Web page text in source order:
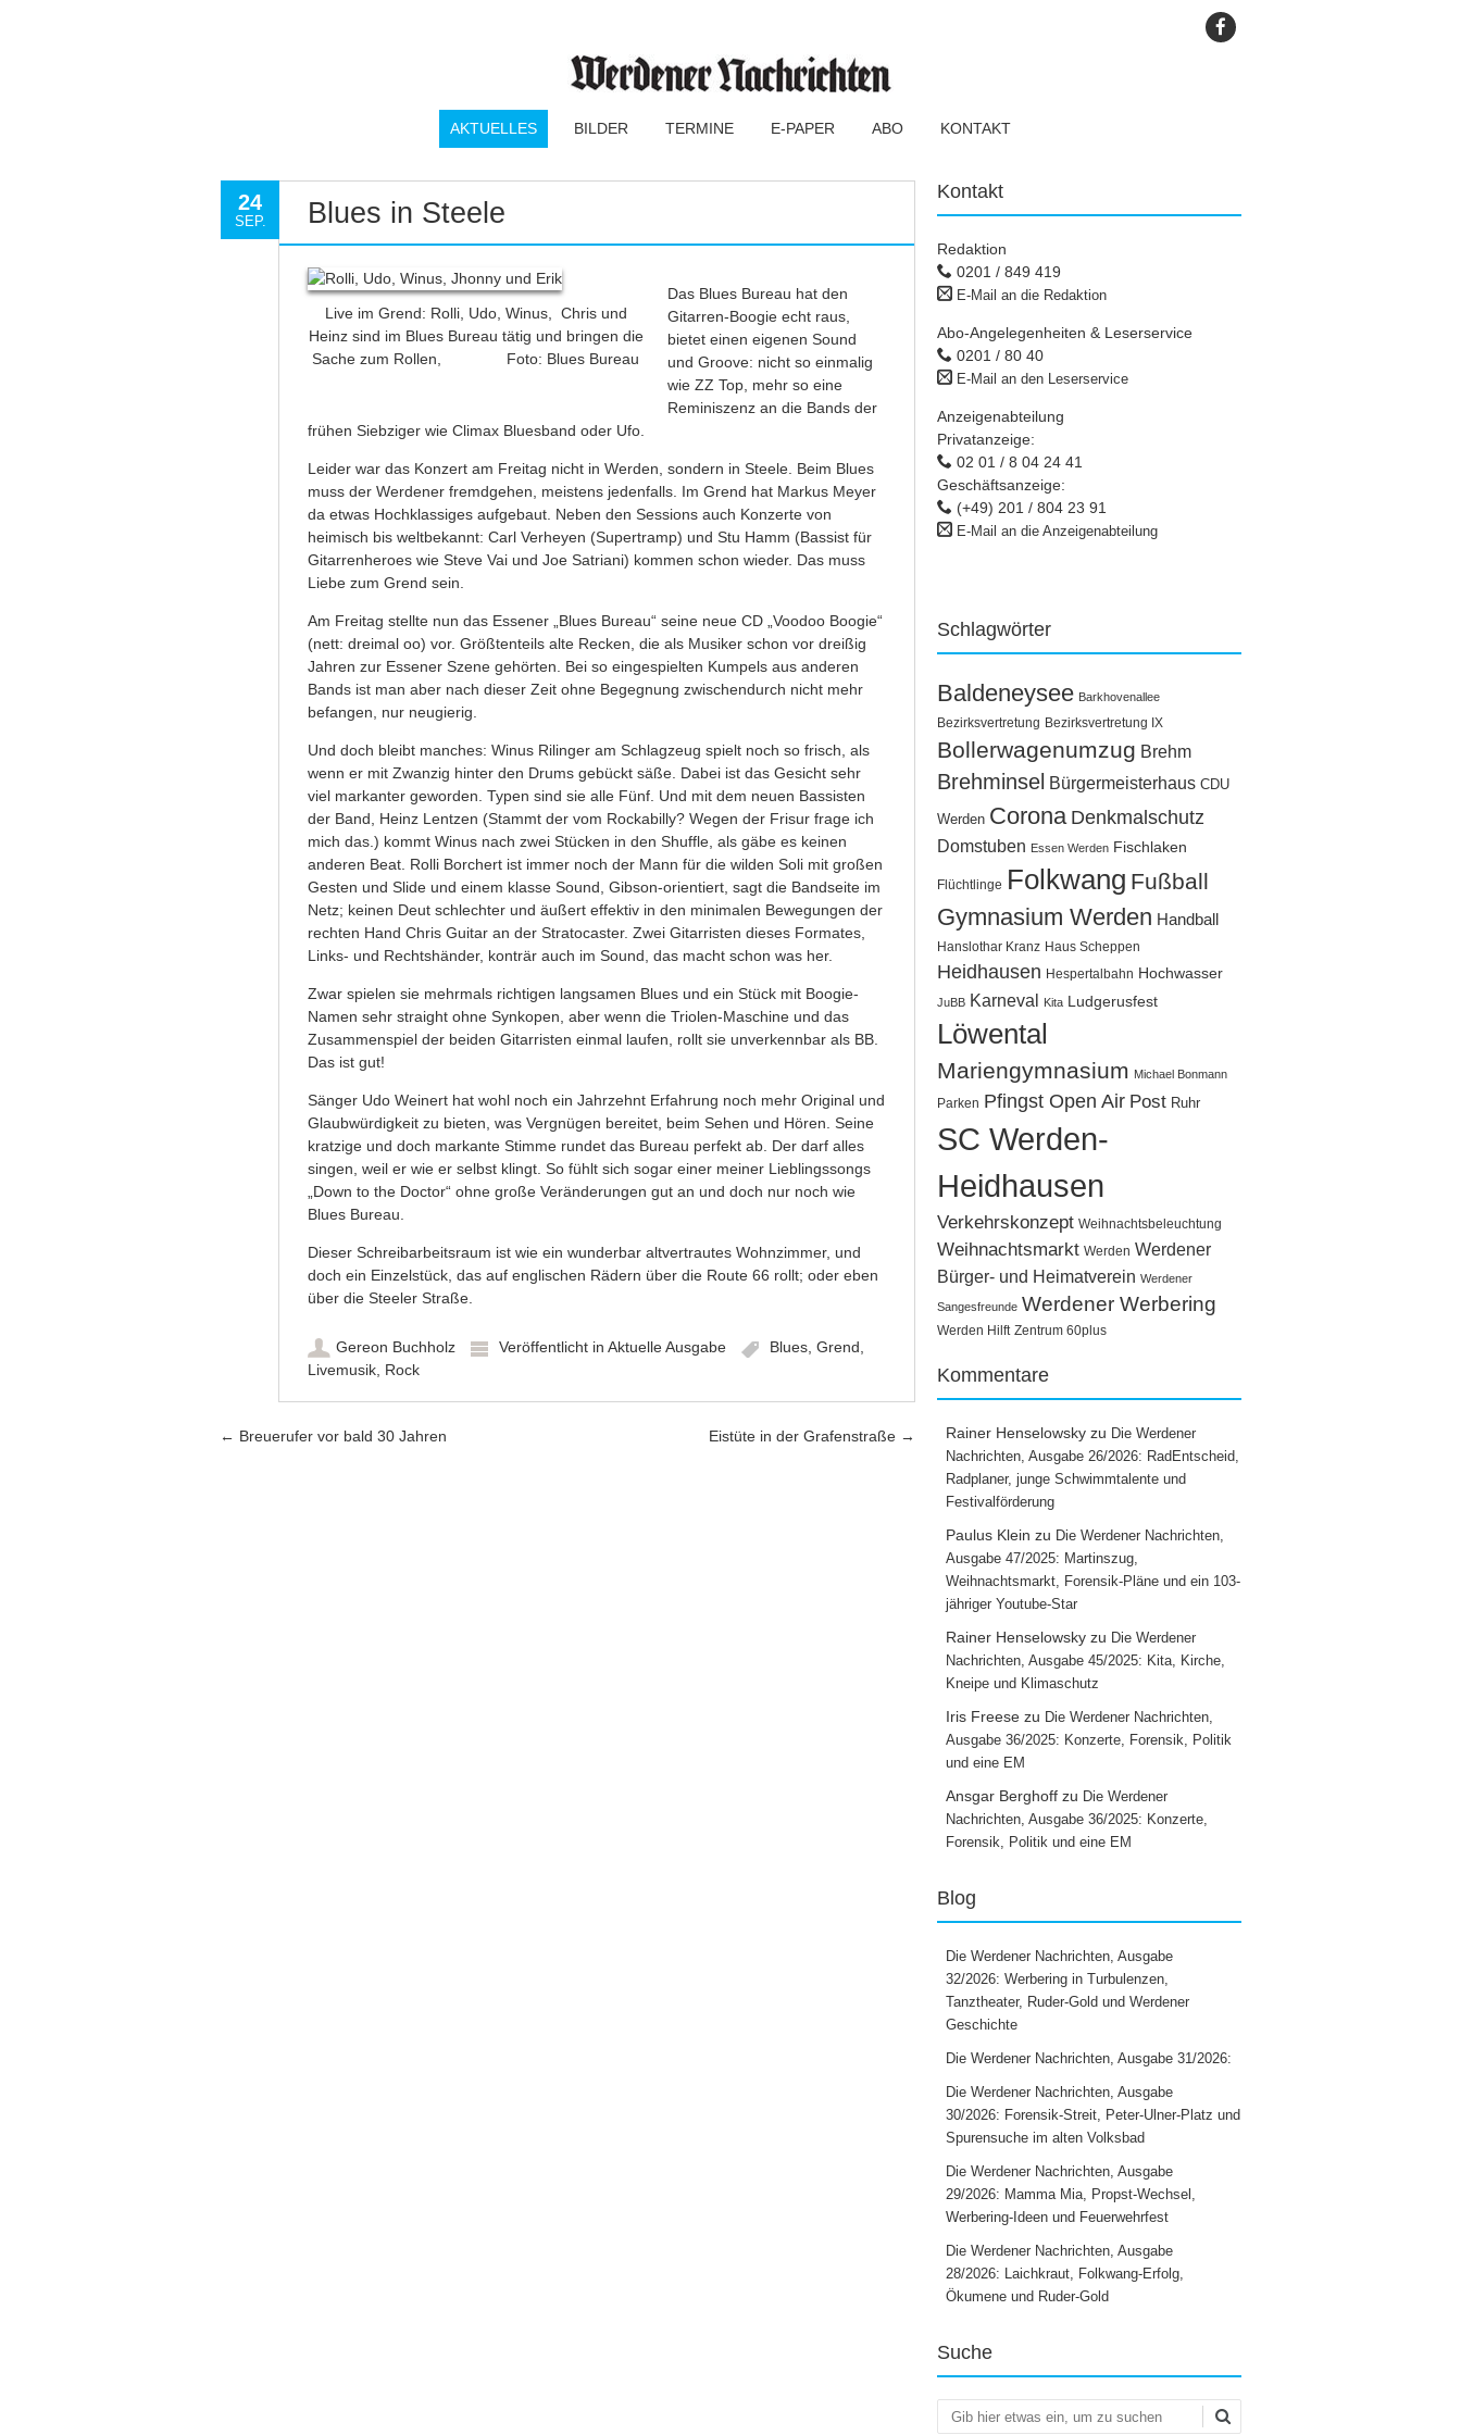
AKTUELLES BILDER TERMINE E-PAPER ABO KONTAKT
24
SEP. Blues in Steele
Live im Grend: Rolli, Udo, Winus, Chris und
Heinz sind im Blues Bureau tätig und bringen die
Sache zum Rollen, Foto: Blues Bureau
Das Blues Bureau hat den
Gitarren-Boogie echt raus,
bietet einen eigenen Sound
und Groove: nicht so einmalig
wie ZZ Top, mehr so eine
Reminiszenz an die Bands der
frühen Siebziger wie Climax Bluesband oder Ufo.
Leider war das Konzert am Freitag nicht in Werden, sondern in Steele. Beim Blues
muss der Werdener fremdgehen, meistens jedenfalls. Im Grend hat Markus Meyer
da etwas Hochklassiges aufgebaut. Neben den Sessions auch Konzerte von
heimisch bis weltbekannt: Carl Verheyen (Supertramp) und Stu Hamm (Bassist für
Gitarrenheroes wie Steve Vai und Joe Satriani) kommen schon wieder. Das muss
Liebe zum Grend sein.
Am Freitag stellte nun das Essener „Blues Bureau“ seine neue CD „Voodoo Boogie“
(nett: dreimal oo) vor. Größtenteils alte Recken, die als Musiker schon vor dreißig
Jahren zur Essener Szene gehörten. Bei so eingespielten Kumpels aus anderen
Bands ist man aber nach dieser Zeit ohne Begegnung zwischendurch nicht mehr
befangen, nur neugierig.
Und doch bleibt manches: Winus Rilinger am Schlagzeug spielt noch so frisch, als
wenn er mit Zwanzig hinter den Drums gebückt säße. Dabei ist das Gesicht sehr
viel markanter geworden. Typen sind sie alle Fünf. Und mit dem neuen Bassisten
der Band, Heinz Lentzen (Stammt der vom Rockabilly? Wegen der Frisur frage ich
mich das.) kommt Winus nach zwei Stücken in den Shuffle, als gäbe es keinen
anderen Beat. Rolli Borchert ist immer noch der Mann für die wilden Soli mit großen
Gesten und Slide und einem klasse Sound, Gibson-orientiert, sagt die Bandseite im
Netz; keinen Deut schlechter und äußert effektiv in den minimalen Bewegungen der
rechten Hand Chris Guitar an der Stratocaster. Zwei Gitarristen dieses Formates,
Links- und Rechtshänder, konträr auch im Sound, das macht schon was her.
Zwar spielen sie mehrmals richtigen langsamen Blues und ein Stück mit Boogie-
Namen sehr straight ohne Synkopen, aber wenn die Triolen-Maschine und das
Zusammenspiel der beiden Gitarristen einmal laufen, rollt sie unverkennbar als BB.
Das ist gut!
Sänger Udo Weinert hat wohl noch ein Jahrzehnt Erfahrung noch mehr Original und
Glaubwürdigkeit zu bieten, was Vergnügen bereitet, beim Sehen und Hören. Seine
kratzige und doch markante Stimme rundet das Bureau perfekt ab. Der darf alles
singen, weil er wie er selbst klingt. So fühlt sich sogar einer meiner Lieblingssongs
„Down to the Doctor“ ohne große Veränderungen gut an und doch nur noch wie
Blues Bureau.
Dieser Schreibarbeitsraum ist wie ein wunderbar altvertrautes Wohnzimmer, und
doch ein Einzelstück, das auf englischen Rädern über die Route 66 rollt; oder eben
über die Steeler Straße.
Gereon Buchholz Veröffentlicht in Aktuelle Ausgabe Blues, Grend
Livemusik, Rock
Artikel-Navigation
← Breuerufer vor bald 30 Jahren Eistüte in der Grafenstraße →
Kontakt
Redaktion
0201 / 849 419
E-Mail an die Redaktion
Abo-Angelegenheiten & Leserservice
0201 / 80 40
E-Mail an den Leserservice
Anzeigenabteilung
Privatanzeige:
02 01 / 8 04 24 41
Geschäftsanzeige:
(+49) 201 / 804 23 91
E-Mail an die Anzeigenabteilung
Schlagwörter
Baldeneysee Barkhovenallee
Bezirksvertretung Bezirksvertretung IX
Bollerwagenumzug Brehm
Brehminsel Bürgermeisterhaus CDU
Werden Corona Denkmalschutz
Domstuben Essen Werden Fischlaken
Flüchtlinge Folkwang Fußball
Gymnasium Werden Handball
Hanslothar Kranz Haus Scheppen
Heidhausen Hespertalbahn Hochwasser
JuBB Karneval Kita Ludgerusfest
Löwental
Mariengymnasium Michael Bonmann
Parken Pfingst Open Air Post Ruhr
SC Werden-
Heidhausen
Verkehrskonzept Weihnachtsbeleuchtung
Weihnachtsmarkt Werden Werdener
Bürger- und Heimatverein Werdener
Sangesfreunde Werdener Werbering
Werden Hilft Zentrum 60plus
Kommentare
Rainer Henselowsky zu Die Werdener
Nachrichten, Ausgabe 26/2026: RadEntscheid,
Radplaner, junge Schwimmtalente und
Festivalförderung
Paulus Klein zu Die Werdener Nachrichten,
Ausgabe 47/2025: Martinszug,
Weihnachtsmarkt, Forensik-Pläne und ein 103-
jähriger Youtube-Star
Rainer Henselowsky zu Die Werdener
Nachrichten, Ausgabe 45/2025: Kita, Kirche,
Kneipe und Klimaschutz
Iris Freese zu Die Werdener Nachrichten,
Ausgabe 36/2025: Konzerte, Forensik, Politik
und eine EM
Ansgar Berghoff zu Die Werdener
Nachrichten, Ausgabe 36/2025: Konzerte,
Forensik, Politik und eine EM
Blog
Die Werdener Nachrichten, Ausgabe
32/2026: Werbering in Turbulenzen,
Tanztheater, Ruder-Gold und Werdener
Geschichte
Die Werdener Nachrichten, Ausgabe 31/2026:
Die Werdener Nachrichten, Ausgabe
30/2026: Forensik-Streit, Peter-Ulner-Platz und
Spurensuche im alten Volksbad
Die Werdener Nachrichten, Ausgabe
29/2026: Mamma Mia, Propst-Wechsel,
Werbering-Ideen und Feuerwehrfest
Die Werdener Nachrichten, Ausgabe
28/2026: Laichkraut, Folkwang-Erfolg,
Ökumene und Ruder-Gold
Suche
Suchen